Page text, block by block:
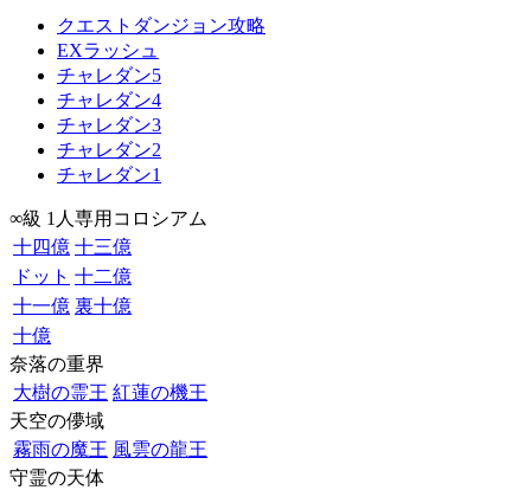
クエストダンジョン攻略
EXラッシュ
チャレダン5
チャレダン4
チャレダン3
チャレダン2
チャレダン1
∞級 1人専用コロシアム
十四億 十三億
ドット 十二億
十一億 裏十億
十億
奈落の重界
大樹の霊王 紅蓮の機王
天空の儚域
霧雨の魔王 風雲の龍王
守霊の天体